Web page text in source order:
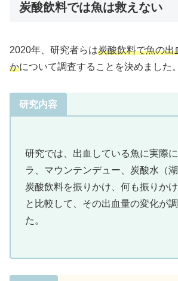
炭酸飲料では魚は救えない
2020年、研究者らは炭酸飲料で魚の出
かについて調査することを決めました。
研究内容
研究では、出血している魚に実際
ラ、マウンテンデュー、炭酸水（
炭酸飲料を振りかけ、何も振りか
と比較して、その出血量の変化が
た。